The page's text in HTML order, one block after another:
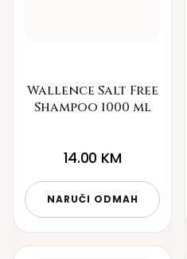
Wallence Salt Free
Shampoo 1000 ml
14.00 KM
NARUČI ODMAH